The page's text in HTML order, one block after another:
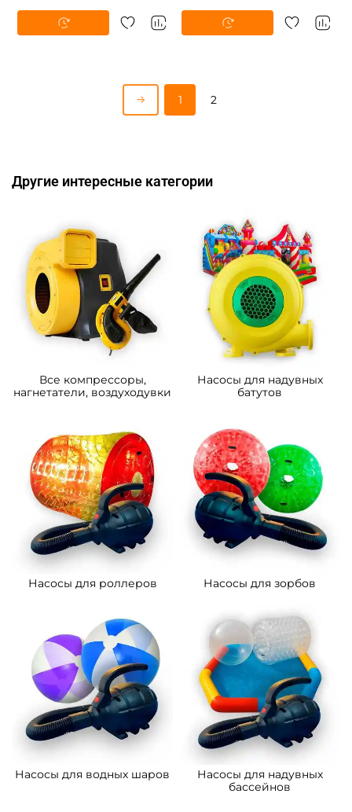
1 2
Другие интересные категории
Все компрессоры,
нагнетатели, воздуходувки
Насосы для надувных
батутов
Насосы для роллеров Насосы для зорбов
Насосы для водных шаров
Насосы для надувных
бассейнов